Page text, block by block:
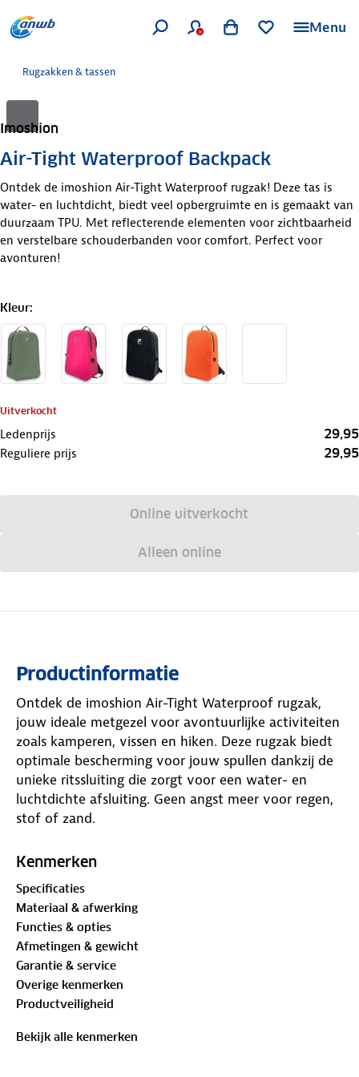
Menu
Rugzakken & tassen
Imoshion
Air-Tight Waterproof Backpack
Ontdek de imoshion Air-Tight Waterproof rugzak! Deze tas is
water- en luchtdicht, biedt veel opbergruimte en is gemaakt van
duurzaam TPU. Met reflecterende elementen voor zichtbaarheid
en verstelbare schouderbanden voor comfort. Perfect voor
avonturen!
Kleur:
Uitverkocht
Ledenprijs 29,95
Reguliere prijs 29,95
Online uitverkocht
Alleen online
Productinformatie
Ontdek de imoshion Air-Tight Waterproof rugzak,
jouw ideale metgezel voor avontuurlijke activiteiten
zoals kamperen, vissen en hiken. Deze rugzak biedt
optimale bescherming voor jouw spullen dankzij de
unieke ritssluiting die zorgt voor een water- en
luchtdichte afsluiting. Geen angst meer voor regen,
stof of zand.
Gemaakt van TPU, een combinatie van hard plastic
vloeistoffen zoals water, olie en vet, waardoor hij er
altijd goed uitziet, ongeacht de omstandigheden.
Veiligheid is ook een prioriteit; de rugzak is uitgerust
met een reflecterend logo en reflecterende straps
op de schouderbanden, waardoor je goed zichtbaar
bent in het donker.
Kenmerken
Specificaties
Materiaal & afwerking
Functies & opties
Afmetingen & gewicht
Garantie & service
Overige kenmerken
Productveiligheid
Bekijk alle kenmerken